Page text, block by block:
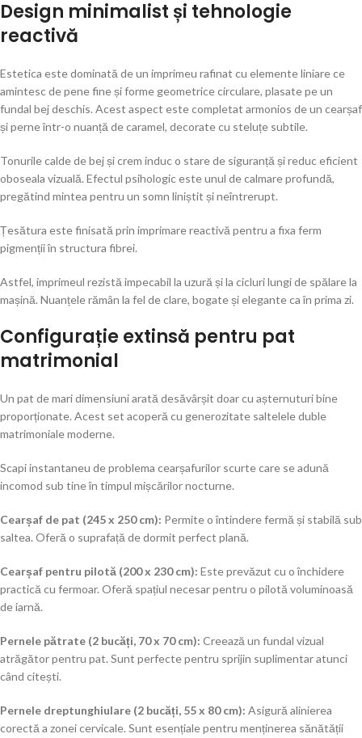
Design minimalist și tehnologie
reactivă
Estetica este dominată de un imprimeu rafinat cu elemente liniare ce
amintesc de pene fine și forme geometrice circulare, plasate pe un
fundal bej deschis. Acest aspect este completat armonios de un cearșaf
și perne într-o nuanță de caramel, decorate cu steluțe subtile.
Tonurile calde de bej și crem induc o stare de siguranță și reduc eficient
oboseala vizuală. Efectul psihologic este unul de calmare profundă,
pregătind mintea pentru un somn liniștit și neîntrerupt.
Țesătura este finisată prin imprimare reactivă pentru a fixa ferm
pigmenții în structura fibrei.
Astfel, imprimeul rezistă impecabil la uzură și la cicluri lungi de spălare la
mașină. Nuanțele rămân la fel de clare, bogate și elegante ca în prima zi.
Configurație extinsă pentru pat
matrimonial
Un pat de mari dimensiuni arată desăvârșit doar cu așternuturi bine
proporționate. Acest set acoperă cu generozitate saltelele duble
matrimoniale moderne.
Scapi instantaneu de problema cearșafurilor scurte care se adună
incomod sub tine în timpul mișcărilor nocturne.
Cearșaf de pat (245 x 250 cm): Permite o întindere fermă și stabilă sub
saltea. Oferă o suprafață de dormit perfect plană.
Cearșaf pentru pilotă (200 x 230 cm): Este prevăzut cu o închidere
practică cu fermoar. Oferă spațiul necesar pentru o pilotă voluminoasă
de iarnă.
Pernele pătrate (2 bucăți, 70 x 70 cm): Creează un fundal vizual
atrăgător pentru pat. Sunt perfecte pentru sprijin suplimentar atunci
când citești.
Pernele dreptunghiulare (2 bucăți, 55 x 80 cm): Asigură alinierea
corectă a zonei cervicale. Sunt esențiale pentru menținerea sănătății